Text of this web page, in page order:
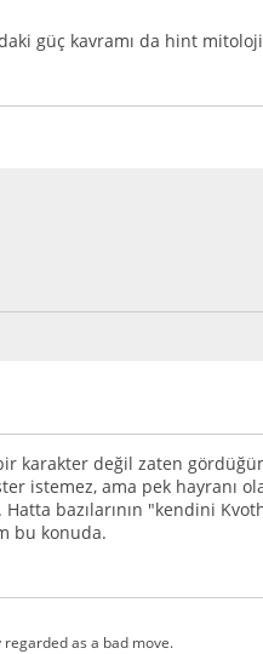
güç kavramı da hint
karakter değil zaten
istemez, ama pek hayranı
bazılarının "kendini
bu konuda.
as a bad move.